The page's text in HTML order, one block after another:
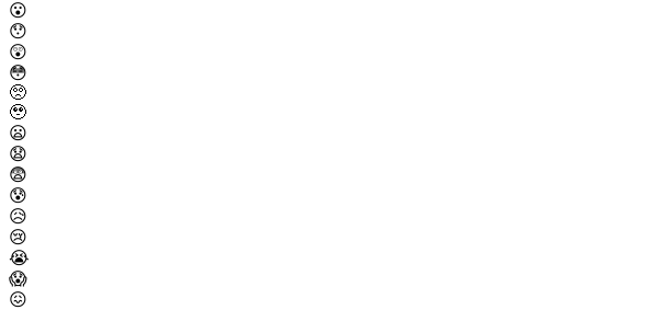
😮
😯
😲
😳
🥺
🥹
😦
😧
😨
😰
😥
😢
😭
😱
😖